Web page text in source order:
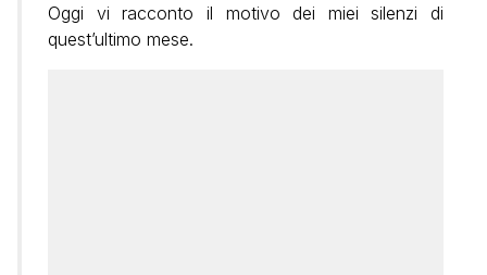
Oggi vi racconto il motivo dei miei silenzi di
quest’ultimo mese.